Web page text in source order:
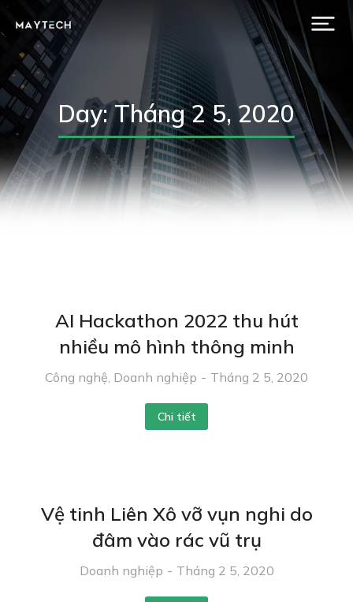
Day: Tháng 2 5, 2020
AI Hackathon 2022 thu hút
nhiều mô hình thông minh
Công nghệ, Doanh nghiệp Tháng 2 5, 2020
Chi tiết
Vệ tinh Liên Xô vỡ vụn nghi do
đâm vào rác vũ trụ
Doanh nghiệp Tháng 2 5, 2020